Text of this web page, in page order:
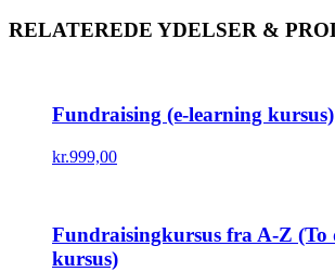
RELATEREDE YDELSER &
Fundraising (e-learning kursus)
kr.999,00
Fundraisingkursus fra A-Z (To
kursus)